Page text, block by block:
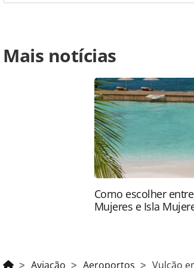
https://www.panrotas.com.br/aviacao/
interrompe-voos-na-cidade-do-
página. Todo o conteúdo produzido pela
brasileira sobre direito autoral. Não
PANROTAS Editora
Mais notícias
Como escolher
Mujeres e Isla
Aviação Aeroportos Vulcão